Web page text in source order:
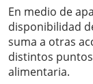
En medio de
disponibilidad
suma a otras
distintos
alimentaria.